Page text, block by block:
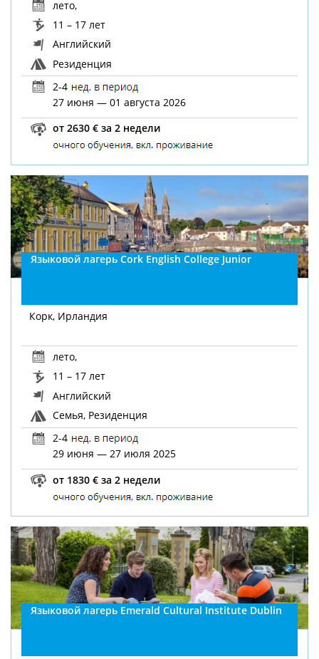
лето,
11 – 17 лет
Английский
Резиденция
2-4
27 июня — 01 августа 2026
от 2630 € за 2 недели
Языковой лагерь Cork English College Junior
Корк, Ирландия
лето,
11 – 17 лет
Английский
Семья, Резиденция
2-4
29 июня — 27 июля 2025
от 1830 € за 2 недели
Языковой лагерь Emerald Cultural Institute Dublin